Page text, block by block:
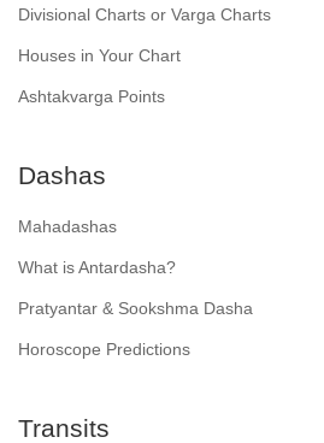
Divisional Charts or Varga Charts
Houses in Your Chart
Ashtakvarga Points
Dashas
Mahadashas
What is Antardasha?
Pratyantar & Sookshma Dasha
Horoscope Predictions
Transits